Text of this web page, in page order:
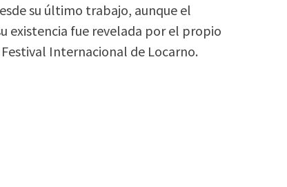
su último trabajo, aunque el
existencia fue revelada por el propio
Internacional de Locarno.